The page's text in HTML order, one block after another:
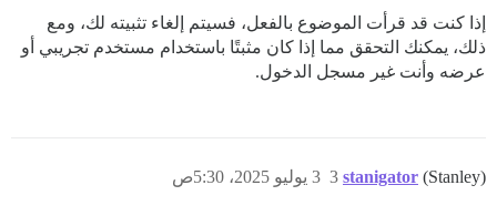
إذا كنت قد قرأت الموضوع بالفعل، فسيتم إلغاء تثبيته لك، ومع
ذلك، يمكنك التحقق مما إذا كان مثبتًا باستخدام مستخدم تجريبي أو
عرضه وأنت غير مسجل الدخول.
stanigator (Stanley) 3 يوليو 2025، 5:30ص 3